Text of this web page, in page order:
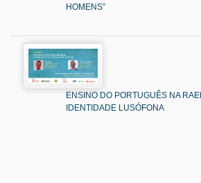
HOMENS”
ENSINO DO PORTUGUÊS NA
IDENTIDADE LUSÓFONA